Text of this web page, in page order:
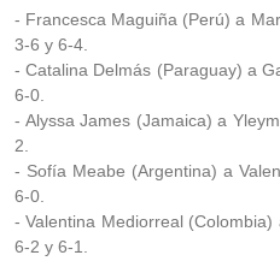
- Francesca Maguiña (Perú) a
3-6 y 6-4.
- Catalina Delmás (Paraguay) a
6-0.
- Alyssa James (Jamaica) a
2.
- Sofía Meabe (Argentina) a
6-0.
- Valentina Mediorreal
6-2 y 6-1.